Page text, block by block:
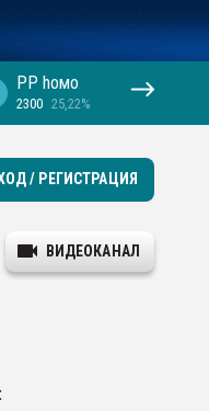
PP hомо
2300 25,22%
/ РЕГИСТРАЦИЯ
ВИДЕОКАНАЛ